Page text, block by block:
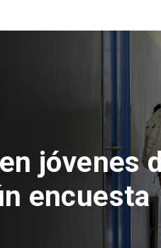
del